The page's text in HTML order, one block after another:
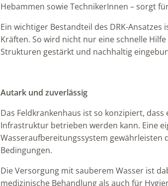
Hebammen sowie TechnikerInnen – sorgt
Ein wichtiger Bestandteil des DRK-
Kräften. So wird nicht nur eine schnelle
Strukturen gestärkt und nachhaltig
Autark und zuverlässig
Das Feldkrankenhaus ist so konzipiert,
Infrastruktur betrieben werden kann. Eine
Wasseraufbereitungssystem gewährleisten
Bedingungen.
Die Versorgung mit sauberem Wasser ist
medizinische Behandlung als auch für